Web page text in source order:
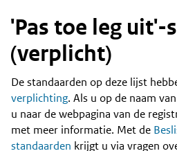
'Pas toe leg uit'-
(verplicht)
Content
De standaarden op deze lijst
verplichting. Als u op de naam
u naar de webpagina van de
met meer informatie. Met de
standaarden krijgt u via vragen